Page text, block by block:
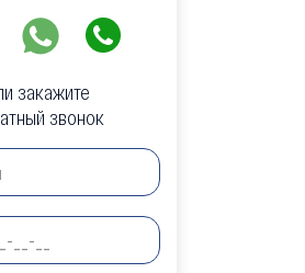
закажите
звонок